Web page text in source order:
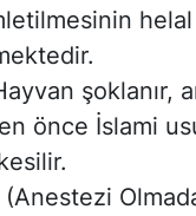
şoklanır,
önce İslami
(Anestezi